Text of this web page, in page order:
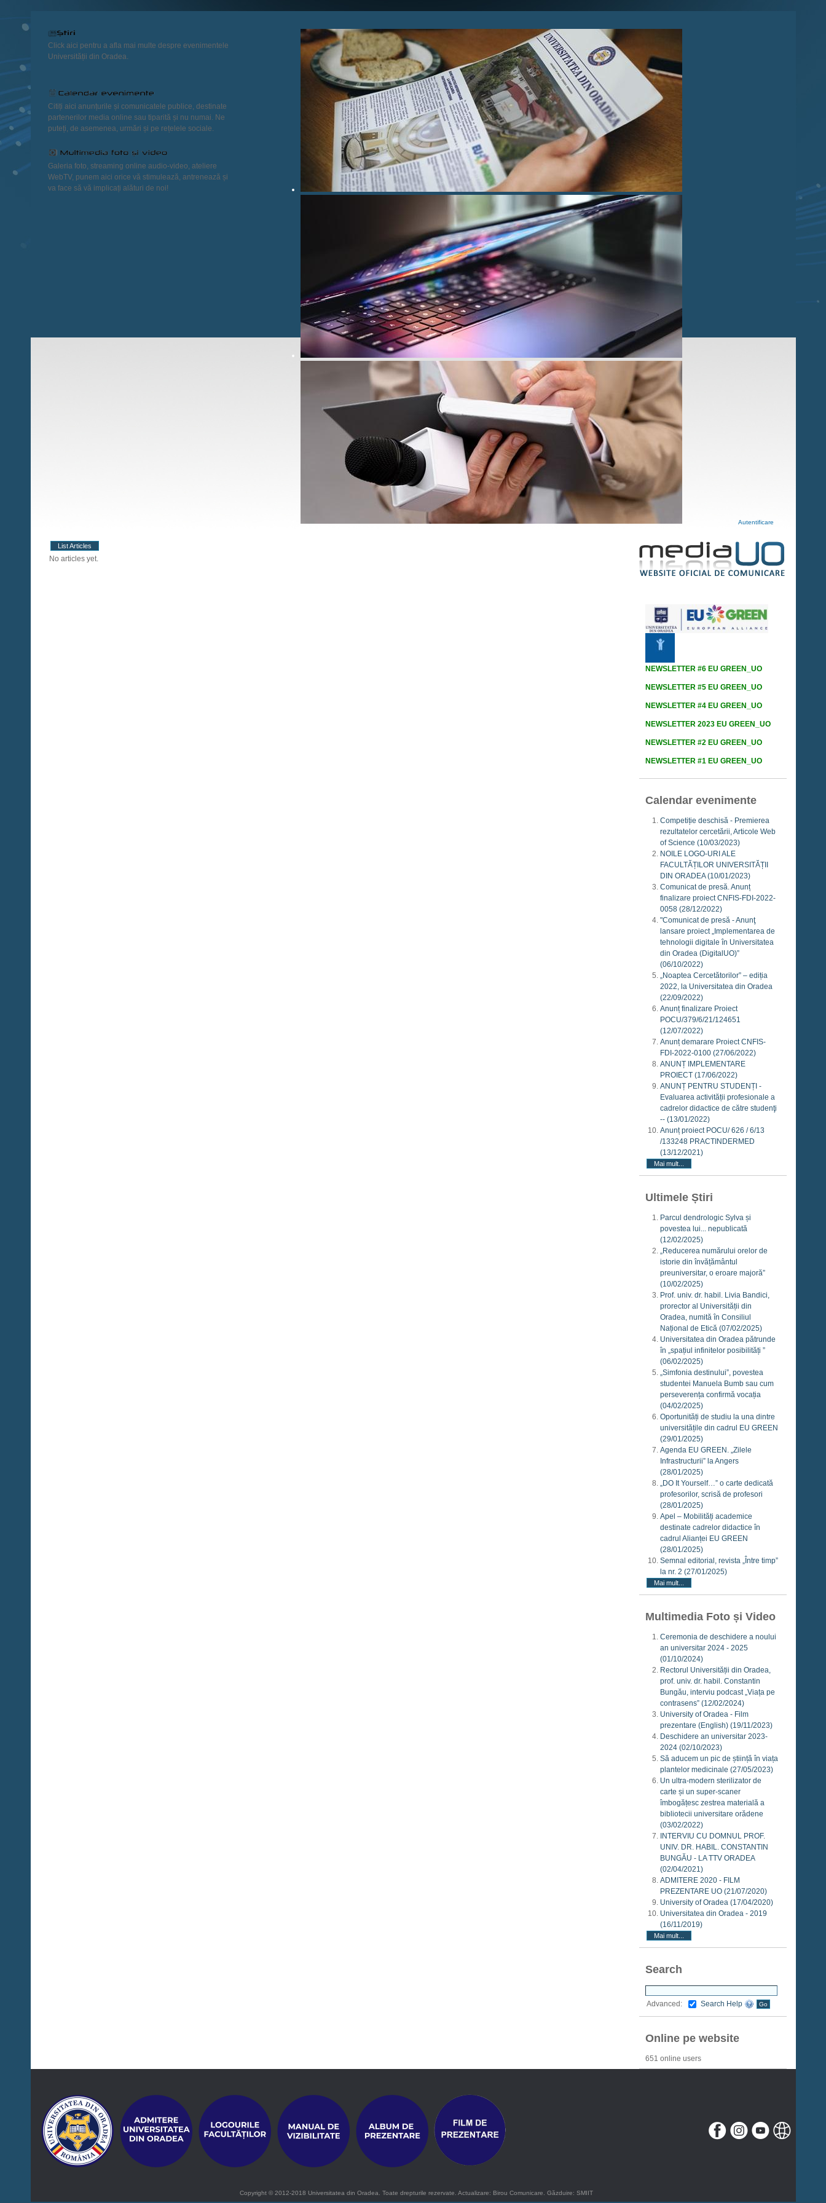
Autentificare
Click aici pentru a afla mai multe despre evenimentele
Universității din Oradea.
Citiți aici anunțurile și comunicatele publice, destinate
partenerilor media online sau tiparită și nu numai. Ne
puteți, de asemenea, urmări și pe rețelele sociale.
Galeria foto, streaming online audio-video, ateliere
WebTV, punem aici orice vă stimulează, antrenează și
va face să vă implicați alături de noi!
List Articles
No articles yet.
NEWSLETTER #6 EU GREEN_UO
NEWSLETTER #5 EU GREEN_UO
NEWSLETTER #4 EU GREEN_UO
NEWSLETTER 2023 EU GREEN_UO
NEWSLETTER #2 EU GREEN_UO
NEWSLETTER #1 EU GREEN_UO
Calendar evenimente
Competiție deschisă - Premierea
rezultatelor cercetării, Articole Web
of Science (10/03/2023)
NOILE LOGO-URI ALE
FACULTĂȚILOR UNIVERSITĂȚII
DIN ORADEA(10/01/2023)
Comunicat de presă. Anunț
finalizare proiect CNFIS-FDI-2022-
0058 (28/12/2022)
"Comunicat de presă - Anunţ
lansare proiect „Implementarea de
tehnologii digitale în Universitatea
din Oradea (DigitalUO)”
(06/10/2022)
„Noaptea Cercetătorilor” – ediția
2022, la Universitatea din Oradea
(22/09/2022)
Anunț finalizare Proiect
POCU/379/6/21/124651
(12/07/2022)
Anunț demarare Proiect CNFIS-
FDI-2022-0100 (27/06/2022)
ANUNȚ IMPLEMENTARE
PROIECT (17/06/2022)
ANUNȚ PENTRU STUDENȚI -
Evaluarea activității profesionale a
cadrelor didactice de către studenţi
-- (13/01/2022)
Anunț proiect POCU/ 626 / 6/13
/133248 PRACTINDERMED
(13/12/2021)
Mai mult...
Ultimele Știri
Parcul dendrologic Sylva și
povestea lui... nepublicată
(12/02/2025)
„Reducerea numărului orelor de
istorie din învățământul
preuniversitar, o eroare majoră”
(10/02/2025)
Prof. univ. dr. habil. Livia Bandici,
prorector al Universității din
Oradea, numită în Consiliul
Național de Etică (07/02/2025)
Universitatea din Oradea pătrunde
în „spațiul infinitelor posibilități ”
(06/02/2025)
„Simfonia destinului”, povestea
studentei Manuela Bumb sau cum
perseverența confirmă vocația
(04/02/2025)
Oportunități de studiu la una dintre
universitățile din cadrul EU GREEN
(29/01/2025)
Agenda EU GREEN. „Zilele
Infrastructurii” la Angers
(28/01/2025)
„DO It Yourself…” o carte dedicată
profesorilor, scrisă de profesori
(28/01/2025)
Apel – Mobilități academice
destinate cadrelor didactice în
cadrul Alianței EU GREEN
(28/01/2025)
Semnal editorial, revista „Între timp”
la nr. 2 (27/01/2025)
Mai mult...
Multimedia Foto și Video
Ceremonia de deschidere a noului
an universitar 2024 - 2025
(01/10/2024)
Rectorul Universității din Oradea,
prof. univ. dr. habil. Constantin
Bungău, interviu podcast „Viața pe
contrasens” (12/02/2024)
University of Oradea - Film
prezentare (English) (19/11/2023)
Deschidere an universitar 2023-
2024 (02/10/2023)
Să aducem un pic de știință în viața
plantelor medicinale (27/05/2023)
Un ultra-modern sterilizator de
carte și un super-scaner
îmbogățesc zestrea materială a
bibliotecii universitare orădene
(03/02/2022)
INTERVIU CU DOMNUL PROF.
UNIV. DR. HABIL. CONSTANTIN
BUNGĂU - LA TTV ORADEA
(02/04/2021)
ADMITERE 2020 - FILM
PREZENTARE UO (21/07/2020)
University of Oradea (17/04/2020)
Universitatea din Oradea - 2019
(16/11/2019)
Mai mult...
Search
Advanced: Search Help
Online pe website
651 online users
Copyright © 2012-2018 Universitatea din Oradea. Toate drepturile rezervate. Actualizare: Birou Comunicare. Găzduire: SMIIT